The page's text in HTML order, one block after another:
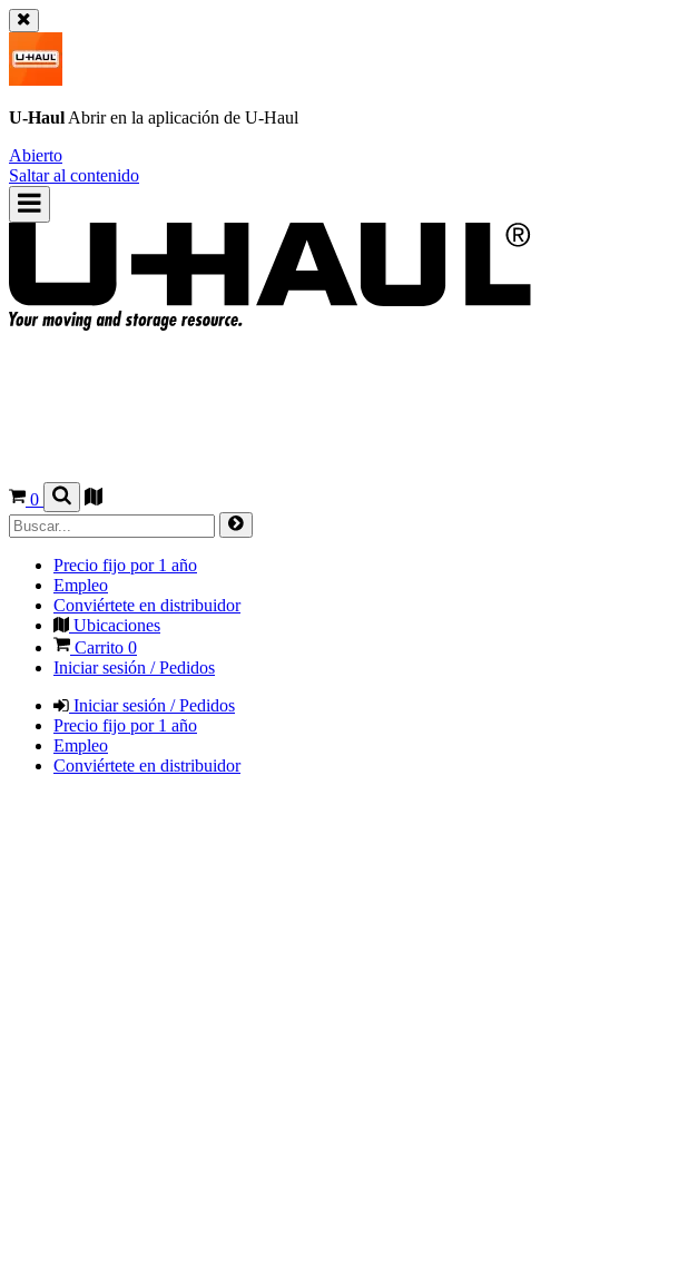
U-Haul Abrir en la aplicación de U-Haul
Abierto
Saltar al contenido
0
Precio fijo por 1 año
Empleo
Conviértete en distribuidor
Ubicaciones
Carrito 0
Iniciar sesión / Pedidos
Iniciar sesión / Pedidos
Precio fijo por 1 año
Empleo
Conviértete en distribuidor